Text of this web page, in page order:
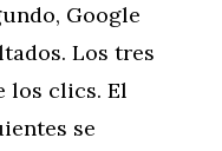
Google
Los tres
los clics. El
se